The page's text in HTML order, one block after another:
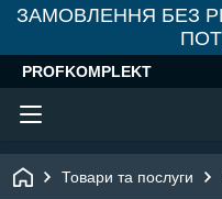
ЗАМОВЛЕННЯ БЕЗ
PROFKOMPLEKT
Товари та послуги